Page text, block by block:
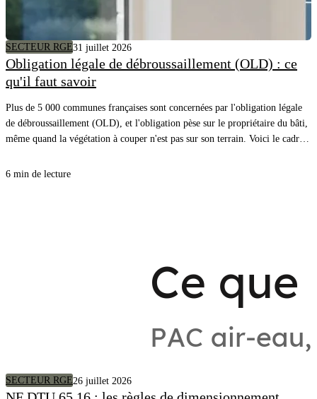
SECTEUR RGE31 juillet 2026
Obligation légale de débroussaillement (OLD) : ce
qu'il faut savoir
Plus de 5 000 communes françaises sont concernées par l'obligation légale
de débroussaillement (OLD), et l'obligation pèse sur le propriétaire du bâti,
même quand la végétation à couper n'est pas sur son terrain. Voici le cadre,
autour de chez vous.
6 min de lecture
SECTEUR RGE26 juillet 2026